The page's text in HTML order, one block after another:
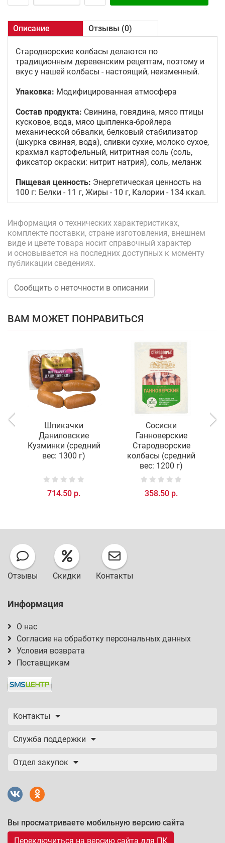
Описание Отзывы (0)
Стародворские колбасы делаются по
традиционным деревенским рецептам, поэтому и
вкус у нашей колбасы - настоящий, неизменный.
Упаковка: Модифицированная атмосфера
Состав продукта: Свинина, говядина, мясо птицы
кусковое, вода, мясо цыпленка-бройлера
механической обвалки, белковый стабилизатор
(шкурка свиная, вода), сливки сухие, молоко сухое,
крахмал картофельный, нитритная соль (соль,
фиксатор окраски: нитрит натрия), соль, меланж
Пищевая ценность: Энергетическая ценность на
100 г: Белки - 11 г, Жиры - 10 г, Калории - 134 ккал.
Информация о технических характеристиках,
комплекте поставки, стране изготовления, внешнем
виде и цвете товара носит справочный характер
и основывается на последних доступных к моменту
публикации сведениях.
Сообщить о неточности в описании
ВАМ МОЖЕТ ПОНРАВИТЬСЯ
Шпикачки
Даниловские
Кузминки (средний
вес: 1300 г)
714.50 р.
Сосиски
Ганноверские
Стародворские
колбасы (средний
вес: 1200 г)
358.50 р.
Отзывы Скидки Контакты
Информация
О нас
Согласие на обработку персональных данных
Условия возврата
Поставщикам
Контакты
Служба поддержки
Отдел закупок
Вы просматриваете мобильную версию сайта
Переключиться на версию сайта для ПК